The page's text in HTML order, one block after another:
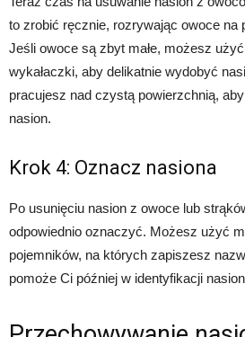
to zrobić ręcznie, rozrywając owoce na
Jeśli owoce są zbyt małe, możesz użyć
wykałaczki, aby delikatnie wydobyć
pracujesz nad czystą powierzchnią,
nasion.
Krok 4: Oznacz nasiona
Po usunięciu nasion z owoce lub
odpowiednio oznaczyć. Możesz użyć
pojemników, na których zapiszesz
pomoże Ci później w identyfikacji